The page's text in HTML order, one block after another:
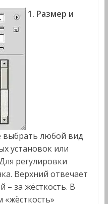
1. Размер и
любой вид
установок или
регулировки
Верхний отвечает
– за жёсткость. В